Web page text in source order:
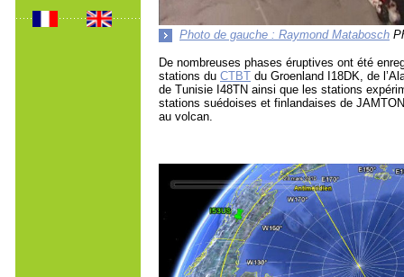
Photo de gauche : Raymond Matabosch
De nombreuses phases éruptives ont été
stations du CTBT du Groenland I18DK, de
de Tunisie I48TN ainsi que les stations
stations suédoises et finlandaises de
au volcan.